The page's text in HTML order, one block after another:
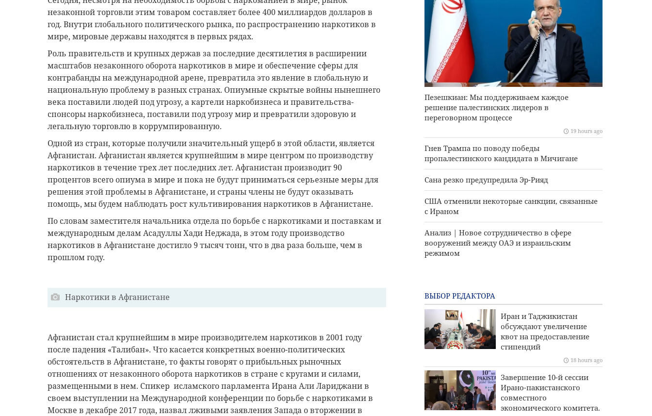
незаконной торговли этим товаром составляет более 400 миллиардов долларов в
год. Внутри глобального политического рынка, по распространению наркотиков в
мире, мировые державы находятся в первых рядах.
Роль правительств и крупных держав за последние десятилетия в расширении
масштабов незаконного оборота наркотиков в мире и обеспечение сферы для
контрабанды на международной арене, превратила это явление в глобальную и
национальную проблему в разных странах. Опиумные скрытые войны нынешнего
века поставили людей под угрозу, а картели наркобизнеса и правительства-
спонсоры наркобизнеса, поставили под угрозу мир и превратили здоровую и
легальную торговлю в коррумпированную.
Одной из стран, которые получили значительный ущерб в этой области, является
Афганистан. Афганистан является крупнейшим в мире центром по производству
наркотиков в течение трех лет последних лет. Афганистан производит 90
процентов всего опиума в мире и пока не будут приниматься серьезные меры для
решения этой проблемы в Афганистане, и страны члены не будут оказывать
помощь, мы будем наблюдать рост культивирования наркотиков в Афганистане.
По словам заместителя начальника отдела по борьбе с наркотиками и поставкам и
международным делам Асадуллы Хади Неджада, в этом году производство
наркотиков в Афганистане достигло 9 тысяч тонн, что в два раза больше, чем в
прошлом году.
Наркотики в Афганистане
Афганистан стал крупнейшим в мире производителем наркотиков в 2001 году
после падения «Талибан». Что касается конкретных военно-политических
обстоятельств в Афганистане, то факты говорят о прибыльных рыночных
отношениях от незаконного оборота наркотиков в стране с кругами и силами,
размещенными в нем. Спикер исламского парламента Ирана Али Лариджани в
своем выступлении на Международной конференции по борьбе с наркотиками в
Москве в декабре 2017 года, назвал лживыми заявления Запада о вторжении в
Пезешкиан: Мы поддерживаем каждое
решение палестинских лидеров в
переговорном процессе
19 hours ago
Гнев Трампа по поводу победы
пропалестинского кандидата в Мичигане
Сана резко предупредила Эр-Рияд
CША отменили некоторые санкции, связанные
с Ираном
Анализ | Новое сотрудничество в сфере
вооружений между ОАЭ и израильским
режимом
ВЫБОР РЕДАКТОРА
Иран и Таджикистан
обсуждают увеличение
квот на предоставление
стипендий
18 hours ago
Завершение 10-й сессии
Ирано-пакистанского
совместного
экономического комитета.